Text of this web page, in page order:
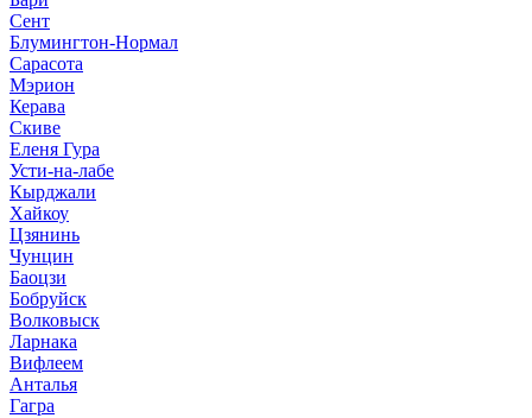
Сент
Блумингтон-Нормал
Сарасота
Мэрион
Керава
Скиве
Еленя Гура
Усти-на-лабе
Кырджали
Хайкоу
Цзянинь
Чунцин
Баоцзи
Бобруйск
Волковыск
Ларнака
Вифлеем
Анталья
Гагра